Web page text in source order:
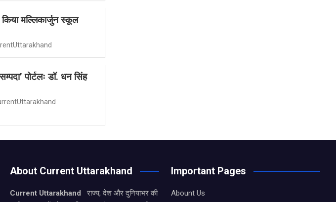
मल्लिकार्जुन स्कूल
पोर्टलः डॉ. धन सिंह
About Current Uttarakhand
Current Uttarakhand
राज्य, देश और दुनियाभर की
Important Pages
Abount Us